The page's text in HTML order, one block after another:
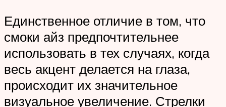
Единственное отличие в том, что
смоки айз предпочтительнее
использовать в тех случаях, когда
весь акцент делается на глаза,
происходит их значительное
визуальное увеличение. Стрелки